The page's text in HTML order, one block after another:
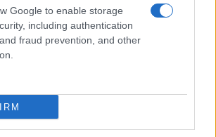
Google to enable storage
including authentication
fraud prevention, and other
tech italiano: 652 milioni in venture
2026